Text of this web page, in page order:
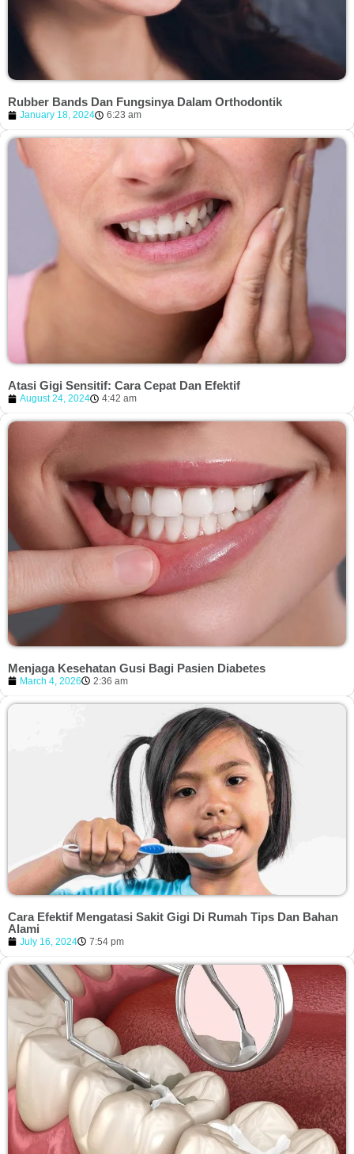
Rubber Bands Dan Fungsinya Dalam Orthodontik
January 18, 2024 6:23 am
Atasi Gigi Sensitif: Cara Cepat Dan Efektif
August 24, 2024 4:42 am
Menjaga Kesehatan Gusi Bagi Pasien Diabetes
March 4, 2026 2:36 am
Cara Efektif Mengatasi Sakit Gigi Di Rumah Tips Dan Bahan
Alami
July 16, 2024 7:54 pm